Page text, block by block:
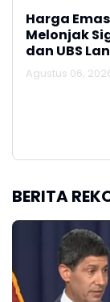
Harga
Melonjak
dan UBS
Agustus 06,
BERITA